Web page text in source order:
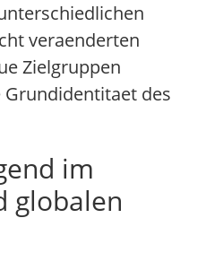
veraenderten
Zielgruppen
des
im
globalen